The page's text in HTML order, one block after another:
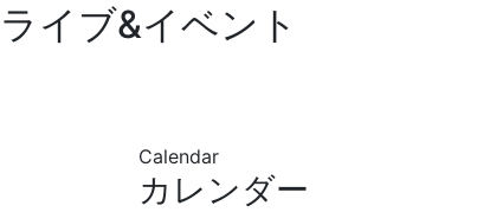
ライブ&イベント
Calendar
カレンダー